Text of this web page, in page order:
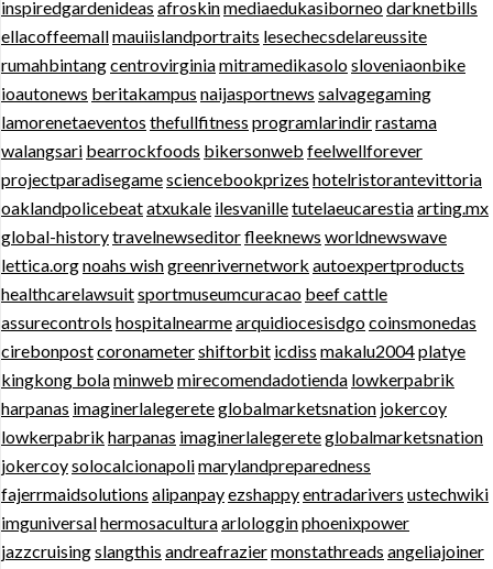
inspiredgardenideas afroskinmediaedukasiborneodarknetbills
ellacoffeemallmauiislandportraits lesechecsdelareussite
rumahbintangcentrovirginiamitramedikasolosloveniaonbike
ioautonews beritakampus naijasportnews salvagegaming
lamorenetaeventos thefullfitness programlarindirrastama
walangsari bearrockfoods bikersonweb feelwellforever
projectparadisegamesciencebookprizes hotelristorantevittoria
oaklandpolicebeatatxukale ilesvanilletutelaeucarestiaarting.mx
global-historytravelnewseditorfleeknews worldnewswave
lettica.orgnoahs wishgreenrivernetwork autoexpertproducts
healthcarelawsuitsportmuseumcuracao beef cattle
assurecontrols hospitalnearmearquidiocesisdgocoinsmonedas
cirebonpostcoronametershiftorbit icdiss makalu2004platye
kingkong bolaminweb mirecomendadotienda lowkerpabrik
harpanas imaginerlalegereteglobalmarketsnation jokercoy
lowkerpabrik harpanas imaginerlalegereteglobalmarketsnation
jokercoysolocalcionapolimarylandpreparedness
fajerrmaidsolutions alipanpayezshappyentradarivers ustechwiki
imguniversalhermosaculturaarlologginphoenixpower
jazzcruisingslangthis andreafraziermonstathreads angeliajoiner